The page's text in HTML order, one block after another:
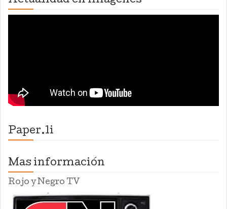
Paper.li
Mas información
Rojo y Negro TV